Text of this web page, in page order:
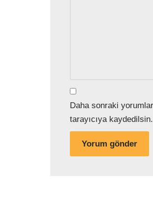
Daha sonraki
tarayıcıya kaydedilsin.